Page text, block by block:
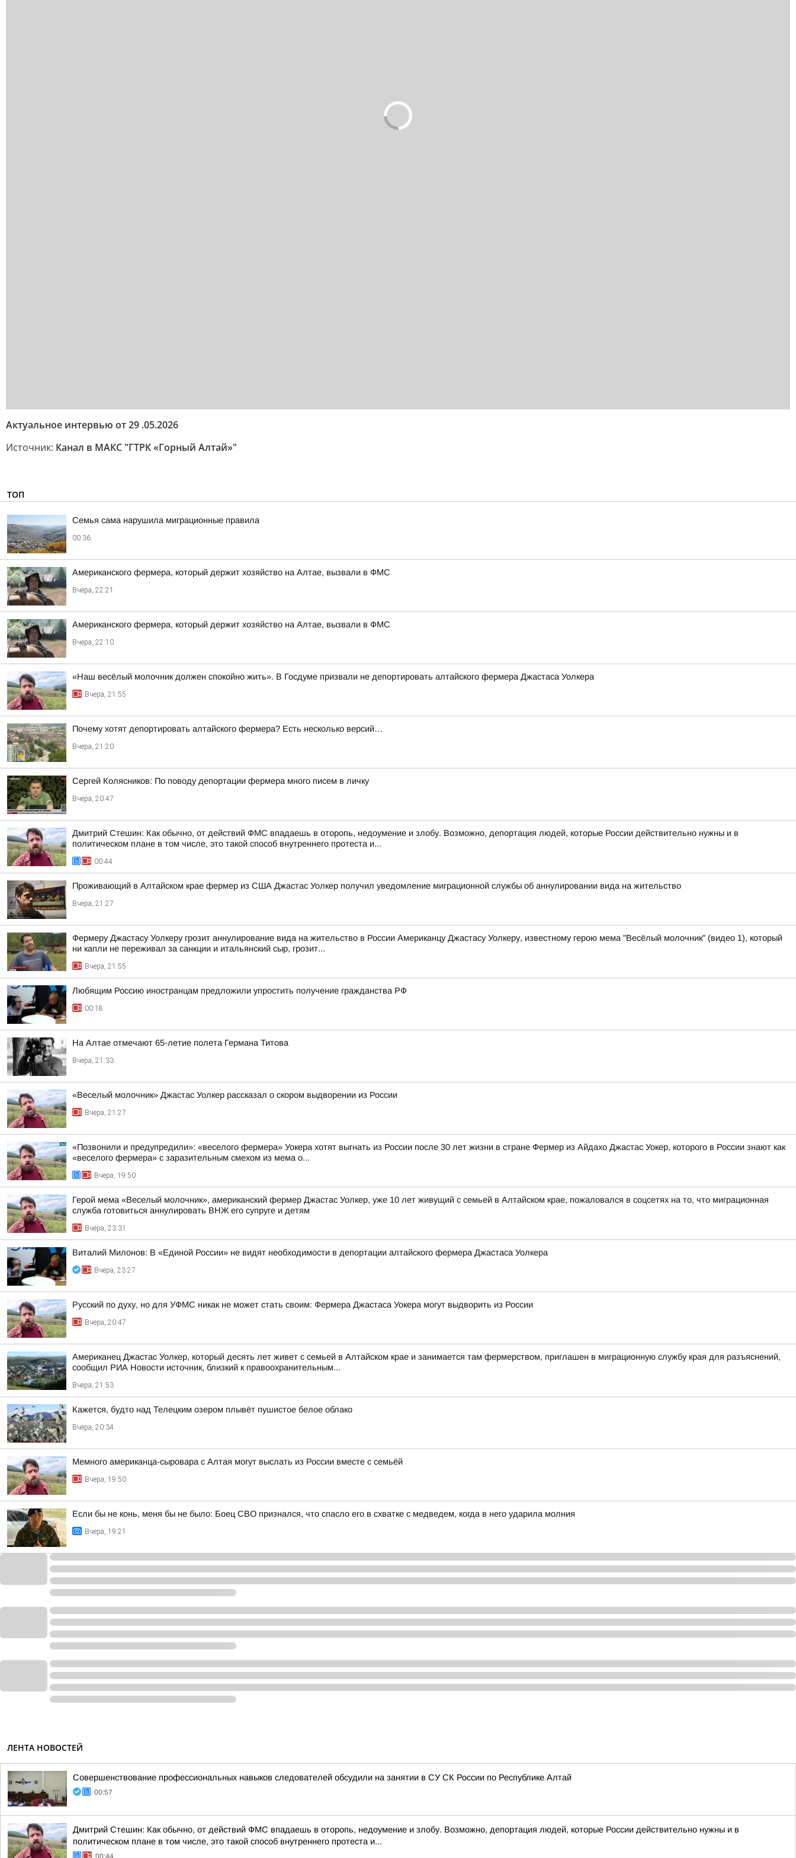
Актуальное интервью от 29 .05.2026
Источник: Канал в МАКС "ГТРК «Горный Алтай»"
ТОП
Семья сама нарушила миграционные правила
00:36
Американского фермера, который держит хозяйство на Алтае, вызвали в ФМС
Вчера, 22:21
Американского фермера, который держит хозяйство на Алтае, вызвали в ФМС
Вчера, 22:10
«Наш весёлый молочник должен спокойно жить». В Госдуме призвали не депортировать алтайского фермера Джастаса Уолкера
Вчера, 21:55
Почему хотят депортировать алтайского фермера? Есть несколько версий…
Вчера, 21:20
Сергей Колясников: По поводу депортации фермера много писем в личку
Вчера, 20:47
Дмитрий Стешин: Как обычно, от действий ФМС впадаешь в оторопь, недоумение и злобу. Возможно, депортация людей, которые России действительно нужны и в
политическом плане в том числе, это такой способ внутреннего протеста и...
00:44
Проживающий в Алтайском крае фермер из США Джастас Уолкер получил уведомление миграционной службы об аннулировании вида на жительство
Вчера, 21:27
Фермеру Джастасу Уолкеру грозит аннулирование вида на жительство в России Американцу Джастасу Уолкеру, известному герою мема "Весёлый молочник" (видео 1), который
ни капли не переживал за санкции и итальянский сыр, грозит...
Вчера, 21:55
Любящим Россию иностранцам предложили упростить получение гражданства РФ
00:18
На Алтае отмечают 65-летие полета Германа Титова
Вчера, 21:33
«Веселый молочник» Джастас Уолкер рассказал о скором выдворении из России
Вчера, 21:27
«Позвонили и предупредили»: «веселого фермера» Уокера хотят выгнать из России после 30 лет жизни в стране Фермер из Айдахо Джастас Уокер, которого в России знают как
«веселого фермера» с заразительным смехом из мема о...
Вчера, 19:50
Герой мема «Веселый молочник», американский фермер Джастас Уолкер, уже 10 лет живущий с семьей в Алтайском крае, пожаловался в соцсетях на то, что миграционная
служба готовиться аннулировать ВНЖ его супруге и детям
Вчера, 23:31
Виталий Милонов: В «Единой России» не видят необходимости в депортации алтайского фермера Джастаса Уолкера
Вчера, 23:27
Русский по духу, но для УФМС никак не может стать своим: Фермера Джастаса Уокера могут выдворить из России
Вчера, 20:47
Американец Джастас Уолкер, который десять лет живет с семьей в Алтайском крае и занимается там фермерством, приглашен в миграционную службу края для разъяснений,
сообщил РИА Новости источник, близкий к правоохранительным...
Вчера, 21:53
Кажется, будто над Телецким озером плывёт пушистое белое облако
Вчера, 20:34
Мемного американца-сыровара с Алтая могут выслать из России вместе с семьёй
Вчера, 19:50
Если бы не конь, меня бы не было: Боец СВО признался, что спасло его в схватке с медведем, когда в него ударила молния
Вчера, 19:21
ЛЕНТА НОВОСТЕЙ
Совершенствование профессиональных навыков следователей обсудили на занятии в СУ СК России по Республике Алтай
00:57
Дмитрий Стешин: Как обычно, от действий ФМС впадаешь в оторопь, недоумение и злобу. Возможно, депортация людей, которые России действительно нужны и в
политическом плане в том числе, это такой способ внутреннего протеста и...
00:44